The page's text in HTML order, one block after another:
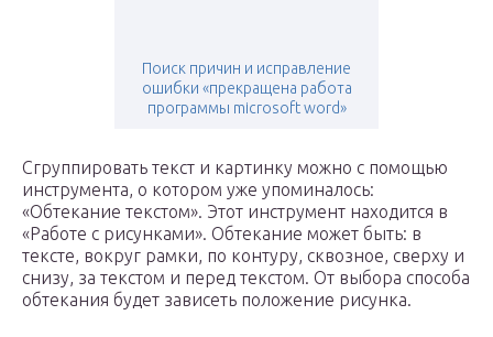
Поиск причин и исправление
ошибки «прекращена работа
программы microsoft word»
Сгруппировать текст и картинку можно с помощью
инструмента, о котором уже упоминалось:
«Обтекание текстом». Этот инструмент находится в
«Работе с рисунками». Обтекание может быть: в
тексте, вокруг рамки, по контуру, сквозное, сверху и
снизу, за текстом и перед текстом. От выбора способа
обтекания будет зависеть положение рисунка.